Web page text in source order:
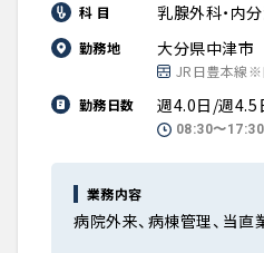
科 目 乳腺外科・内
勤務地 大分県中津市
JR日豊本線※
勤務日数
週4.0日/週4.5
08:30〜17:30
業務内容
病院外来、病棟管理、当直